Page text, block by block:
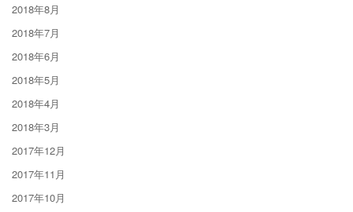
2018年8月
2018年7月
2018年6月
2018年5月
2018年4月
2018年3月
2017年12月
2017年11月
2017年10月